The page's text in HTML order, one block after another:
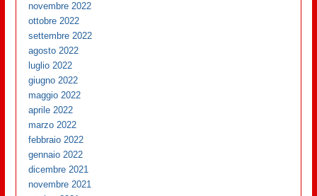
novembre 2022
ottobre 2022
settembre 2022
agosto 2022
luglio 2022
giugno 2022
maggio 2022
aprile 2022
marzo 2022
febbraio 2022
gennaio 2022
dicembre 2021
novembre 2021